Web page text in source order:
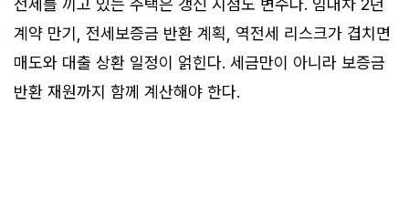
전세를 끼고 있는 주택은 갱신 시점도 변수다. 임대차 2년
계약 만기, 전세보증금 반환 계획, 역전세 리스크가 겹치면
매도와 대출 상환 일정이 얽힌다. 세금만이 아니라 보증금
반환 재원까지 함께 계산해야 한다.